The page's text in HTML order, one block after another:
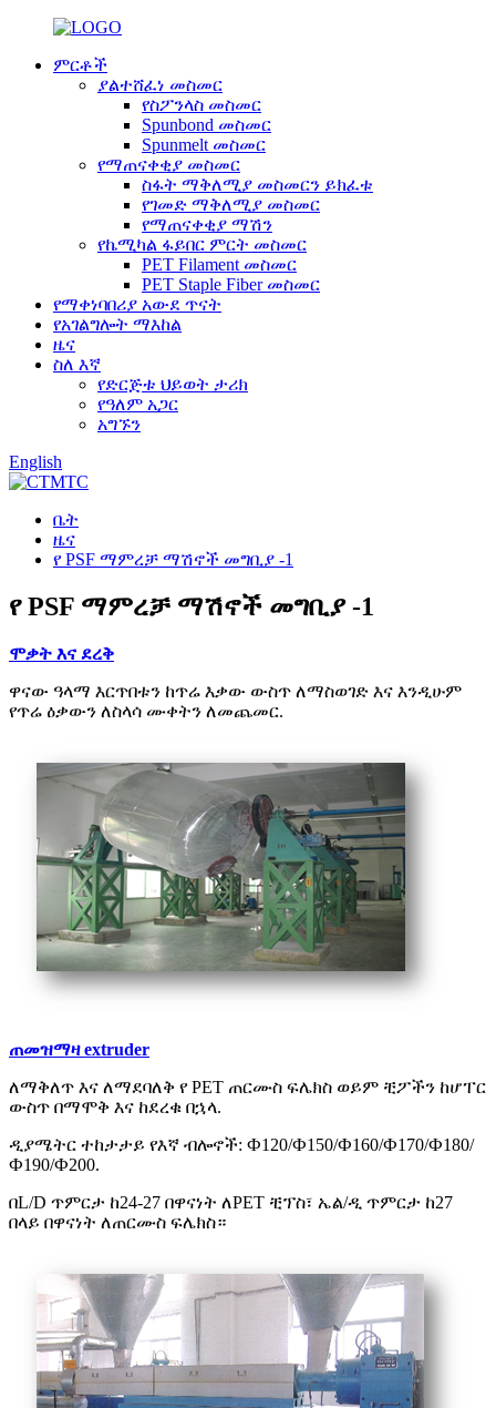
ምርቶች
ያልተሸፈነ መስመር
የስፖንላስ መስመር
Spunbond መስመር
Spunmelt መስመር
የማጠናቀቂያ መስመር
ስፋት ማቅለሚያ መስመርን ይክፈቱ
የገመድ ማቅለሚያ መስመር
የማጠናቀቂያ ማሽን
የኬሚካል ፋይበር ምርት መስመር
PET Filament መስመር
PET Staple Fiber መስመር
የማቀነባበሪያ አውደ ጥናት
የአገልግሎት ማእከል
ዜና
ስለ እኛ
የድርጅቱ ህይወት ታሪክ
የዓለም አጋር
አግኙን
English
ቤት
ዜና
የ PSF ማምረቻ ማሽኖች መግቢያ -1
የ PSF ማምረቻ ማሽኖች መግቢያ -1
ሞቃት እና ደረቅ
ዋናው ዓላማ እርጥበቱን ከጥሬ እቃው ውስጥ ለማስወገድ እና እንዲሁም
የጥሬ ዕቃውን ለስላሳ ሙቀትን ለመጨመር.
ጠመዝማዛ extruder
ለማቅለጥ እና ለማደባለቅ የ PET ጠርሙስ ፍሌክስ ወይም ቺፖችን ከሆፐር
ውስጥ በማሞቅ እና ከደረቁ በኋላ.
ዲያሜትር ተከታታይ የእኛ ብሎኖች: Ф120/Ф150/Ф160/Ф170/Ф180/
Ф190/Ф200.
በL/D ጥምርታ ከ24-27 በዋናነት ለPET ቺፕስ፣ ኤል/ዲ ጥምርታ ከ27
በላይ በዋናነት ለጠርሙስ ፍሌክስ።